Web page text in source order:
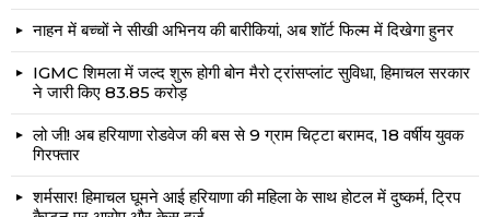
नाहन में बच्चों ने सीखी अभिनय की बारीकियां, अब शॉर्ट फिल्म में दिखेगा हुनर
IGMC शिमला में जल्द शुरू होगी बोन मैरो ट्रांसप्लांट सुविधा, हिमाचल सरकार
ने जारी किए ₹83.85 करोड़
लो जी! अब हरियाणा रोडवेज की बस से 9 ग्राम चिट्टा बरामद, 18 वर्षीय युवक
गिरफ्तार
शर्मसार! हिमाचल घूमने आई हरियाणा की महिला के साथ होटल में दुष्कर्म, ट्रिप